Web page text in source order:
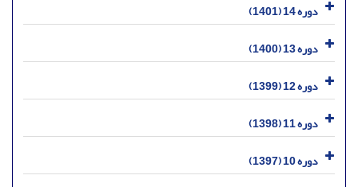
دوره 14 (1401)
دوره 13 (1400)
دوره 12 (1399)
دوره 11 (1398)
دوره 10 (1397)